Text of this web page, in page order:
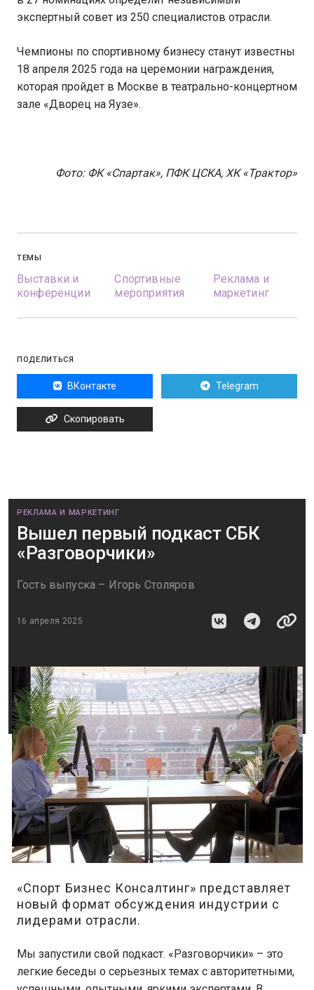
экспертный совет из 250 специалистов отрасли.
Чемпионы по спортивному бизнесу станут известны
18 апреля 2025 года на церемонии награждения,
которая пройдет в Москве в театрально-концертном
зале «Дворец на Яузе».
Фото: ФК «Спартак», ПФК ЦСКА, ХК «Трактор»
ТЕМЫ
Выставки и
конференции
Спортивные
мероприятия
Реклама и
маркетинг
ПОДЕЛИТЬСЯ
ВКонтакте Telegram
Скопировать
РЕКЛАМА И МАРКЕТИНГ
Вышел первый подкаст СБК
«Разговорчики»
Гость выпуска – Игорь Столяров
16 апреля 2025
«Спорт Бизнес Консалтинг» представляет
новый формат обсуждения индустрии с
лидерами отрасли.
Мы запустили свой подкаст. «Разговорчики» – это
легкие беседы о серьезных темах с авторитетными,